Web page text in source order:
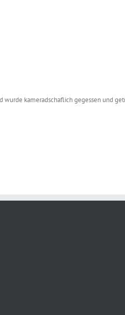
kameradschaflich gegessen und